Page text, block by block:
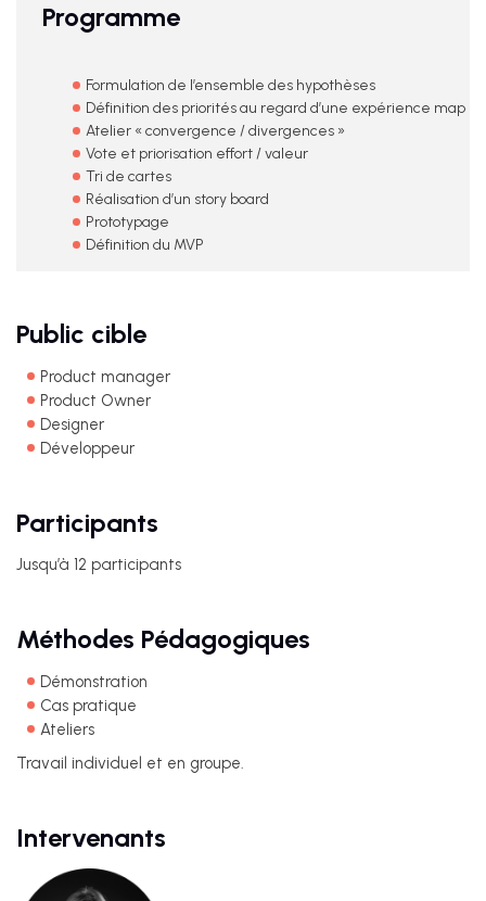
Programme
Formulation de l’ensemble des hypothèses
Définition des priorités au regard d’une expérience map
Atelier « convergence / divergences »
Vote et priorisation effort / valeur
Tri de cartes
Réalisation d’un story board
Prototypage
Définition du MVP
Public cible
Product manager
Product Owner
Designer
Développeur
Participants
Jusqu’à 12 participants
Méthodes Pédagogiques
Démonstration
Cas pratique
Ateliers
Travail individuel et en groupe.
Intervenants